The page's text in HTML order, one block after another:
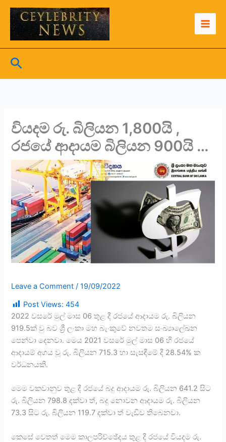
Skip
content
Search
වියදම රු. බිලියන 1,800යි ,
රජයේ ආදායම බිලියන 900යි …
Leave a Comment /19/09/2022
Post Views: 454
2022 වසරේ මුල් මාස 06 තුළ දී රජයේ ආදායම රු. බිලියන
919.5ක් වු බව ශ්‍රී ලංකා මහ බැංකුවේ නවතම සංඛ්‍යාලේඛන
පෙන්වා දෙනවා. මෙය 2021 වසරේ මුල් මාස 06 හි රජයේ
ආදායම් අගය වූ රු. බිලියන 715.3 හා සැසඳීමේ දී 28.54% ක
වර්ධනයකි.
මෙම වකවානුව තුළ දී රජයේ බදු ආදායම රු. බිලියන 641.2 සිට
රු. බිලියන 798.8 දක්වා ත්, බදු නොවන ආදායම රු. බිලියන
73.3 සිට රු. බිලියන 119.7 දක්වා ත් වැඩිව තිබෙනවා.
කෙසේ වෙතත් මෙම කාලපරිච්ඡේදය තුළ දී රජයේ වියදම රු.